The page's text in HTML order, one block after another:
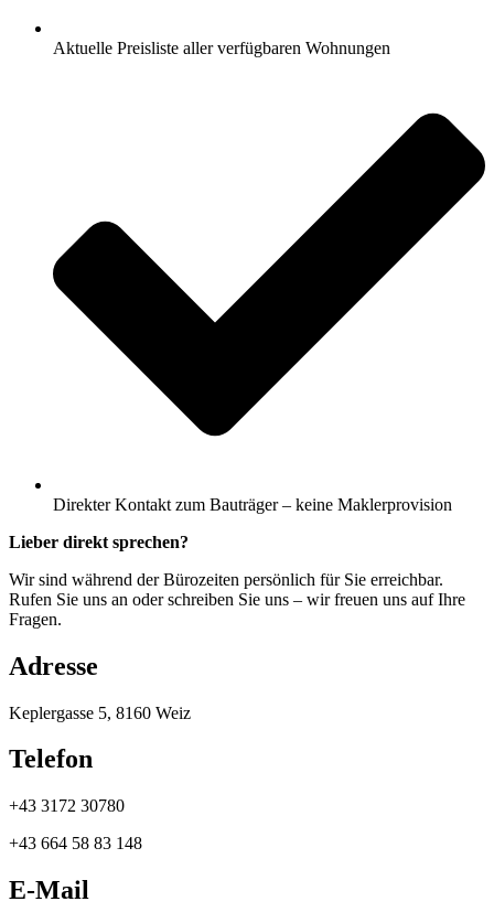
Aktuelle Preisliste aller verfügbaren Wohnungen
Direkter Kontakt zum Bauträger – keine Maklerprovision
Lieber direkt sprechen?
Wir sind während der Bürozeiten persönlich für Sie erreichbar.
Rufen Sie uns an oder schreiben Sie uns – wir freuen uns auf Ihre
Fragen.
Adresse
Keplergasse 5, 8160 Weiz
Telefon
+43 3172 30780
+43 664 58 83 148
E-Mail